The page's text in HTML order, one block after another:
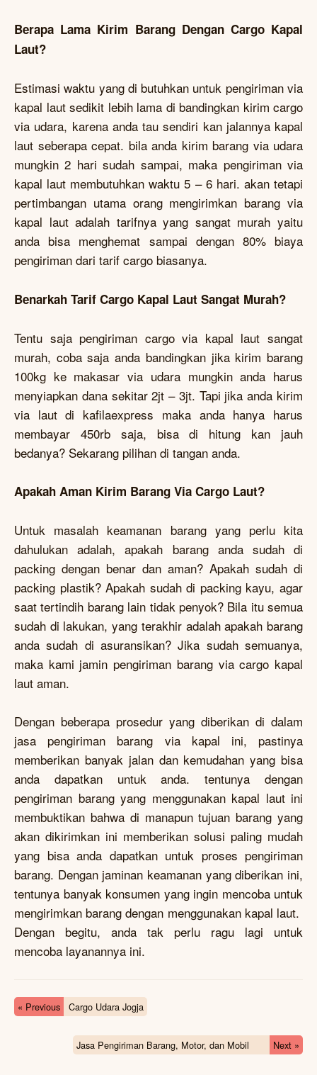
Berapa Lama Kirim Barang Dengan Cargo Kapal
Laut?
Estimasi waktu yang di butuhkan untuk pengiriman via
kapal laut sedikit lebih lama di bandingkan kirim cargo
via udara, karena anda tau sendiri kan jalannya kapal
laut seberapa cepat. bila anda kirim barang via udara
mungkin 2 hari sudah sampai, maka pengiriman via
kapal laut membutuhkan waktu 5 – 6 hari. akan tetapi
pertimbangan utama orang mengirimkan barang via
kapal laut adalah tarifnya yang sangat murah yaitu
anda bisa menghemat sampai dengan 80% biaya
pengiriman dari tarif cargo biasanya.
Benarkah Tarif Cargo Kapal Laut Sangat Murah?
Tentu saja pengiriman cargo via kapal laut sangat
murah, coba saja anda bandingkan jika kirim barang
100kg ke makasar via udara mungkin anda harus
menyiapkan dana sekitar 2jt – 3jt. Tapi jika anda kirim
via laut di kafilaexpress maka anda hanya harus
membayar 450rb saja, bisa di hitung kan jauh
bedanya? Sekarang pilihan di tangan anda.
Apakah Aman Kirim Barang Via Cargo Laut?
Untuk masalah keamanan barang yang perlu kita
dahulukan adalah, apakah barang anda sudah di
packing dengan benar dan aman? Apakah sudah di
packing plastik? Apakah sudah di packing kayu, agar
saat tertindih barang lain tidak penyok? Bila itu semua
sudah di lakukan, yang terakhir adalah apakah barang
anda sudah di asuransikan? Jika sudah semuanya,
maka kami jamin pengiriman barang via cargo kapal
laut aman.
Dengan beberapa prosedur yang diberikan di dalam
jasa pengiriman barang via kapal ini, pastinya
memberikan banyak jalan dan kemudahan yang bisa
anda dapatkan untuk anda. tentunya dengan
pengiriman barang yang menggunakan kapal laut ini
membuktikan bahwa di manapun tujuan barang yang
akan dikirimkan ini memberikan solusi paling mudah
yang bisa anda dapatkan untuk proses pengiriman
barang. Dengan jaminan keamanan yang diberikan ini,
tentunya banyak konsumen yang ingin mencoba untuk
mengirimkan barang dengan menggunakan kapal laut.
Dengan begitu, anda tak perlu ragu lagi untuk
mencoba layanannya ini.
« Previous Cargo Udara Jogja
Jasa Pengiriman Barang, Motor, dan Mobil Next »